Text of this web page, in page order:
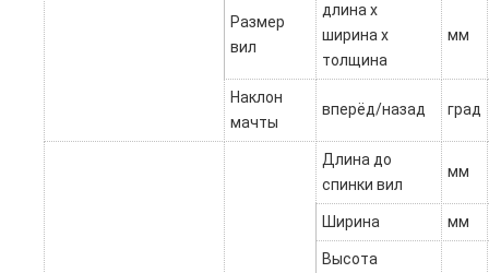
Размер
вил
длина х
ширина х
толщина
мм
Наклон
мачты
вперёд/назад град
Длина до
спинки вил
мм
Ширина мм
Высота